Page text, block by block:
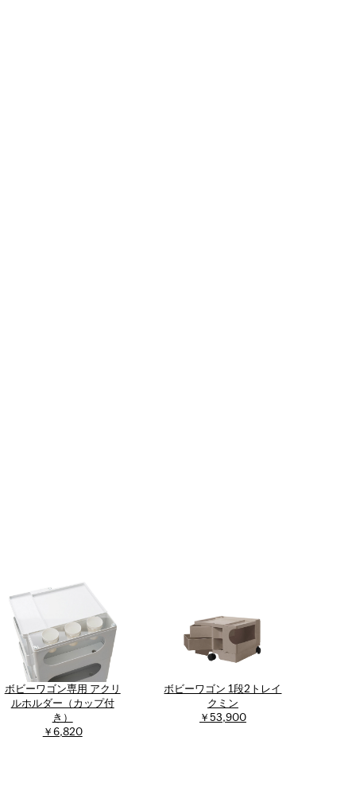
ボビーワゴン専用 アクリ
ルホルダー（カップ付
き）
￥6,820
ボビーワゴン 1段2トレイ
クミン
￥53,900